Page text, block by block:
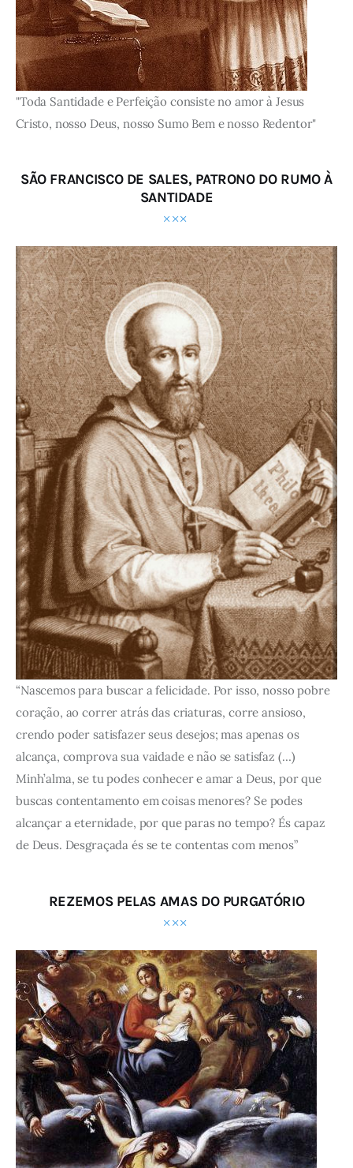
"Toda Santidade e Perfeição consiste no amor à Jesus
Cristo, nosso Deus, nosso Sumo Bem e nosso Redentor"
SÃO FRANCISCO DE SALES, PATRONO DO RUMO À
SANTIDADE
“Nascemos para buscar a felicidade. Por isso, nosso pobre
coração, ao correr atrás das criaturas, corre ansioso,
crendo poder satisfazer seus desejos; mas apenas os
alcança, comprova sua vaidade e não se satisfaz (…)
Minh’alma, se tu podes conhecer e amar a Deus, por que
buscas contentamento em coisas menores? Se podes
alcançar a eternidade, por que paras no tempo? És capaz
de Deus. Desgraçada és se te contentas com menos”
REZEMOS PELAS AMAS DO PURGATÓRIO